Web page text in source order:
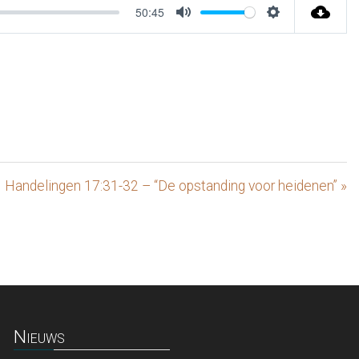
50:45
Mute Settings
Handelingen 17:31-32 – “De opstanding voor heidenen” »
Nieuws